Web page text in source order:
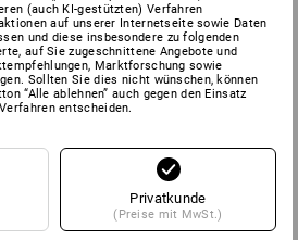
(auch KI-gestützten) Verfahren
auf unserer Internetseite sowie Daten
und diese insbesondere zu folgenden
auf Sie zugeschnittene Angebote und
Marktforschung sowie
Sollten Sie dies nicht wünschen, können
“Alle ablehnen” auch gegen den Einsatz
entscheiden.
Privatkunde
(Preise mit MwSt.)